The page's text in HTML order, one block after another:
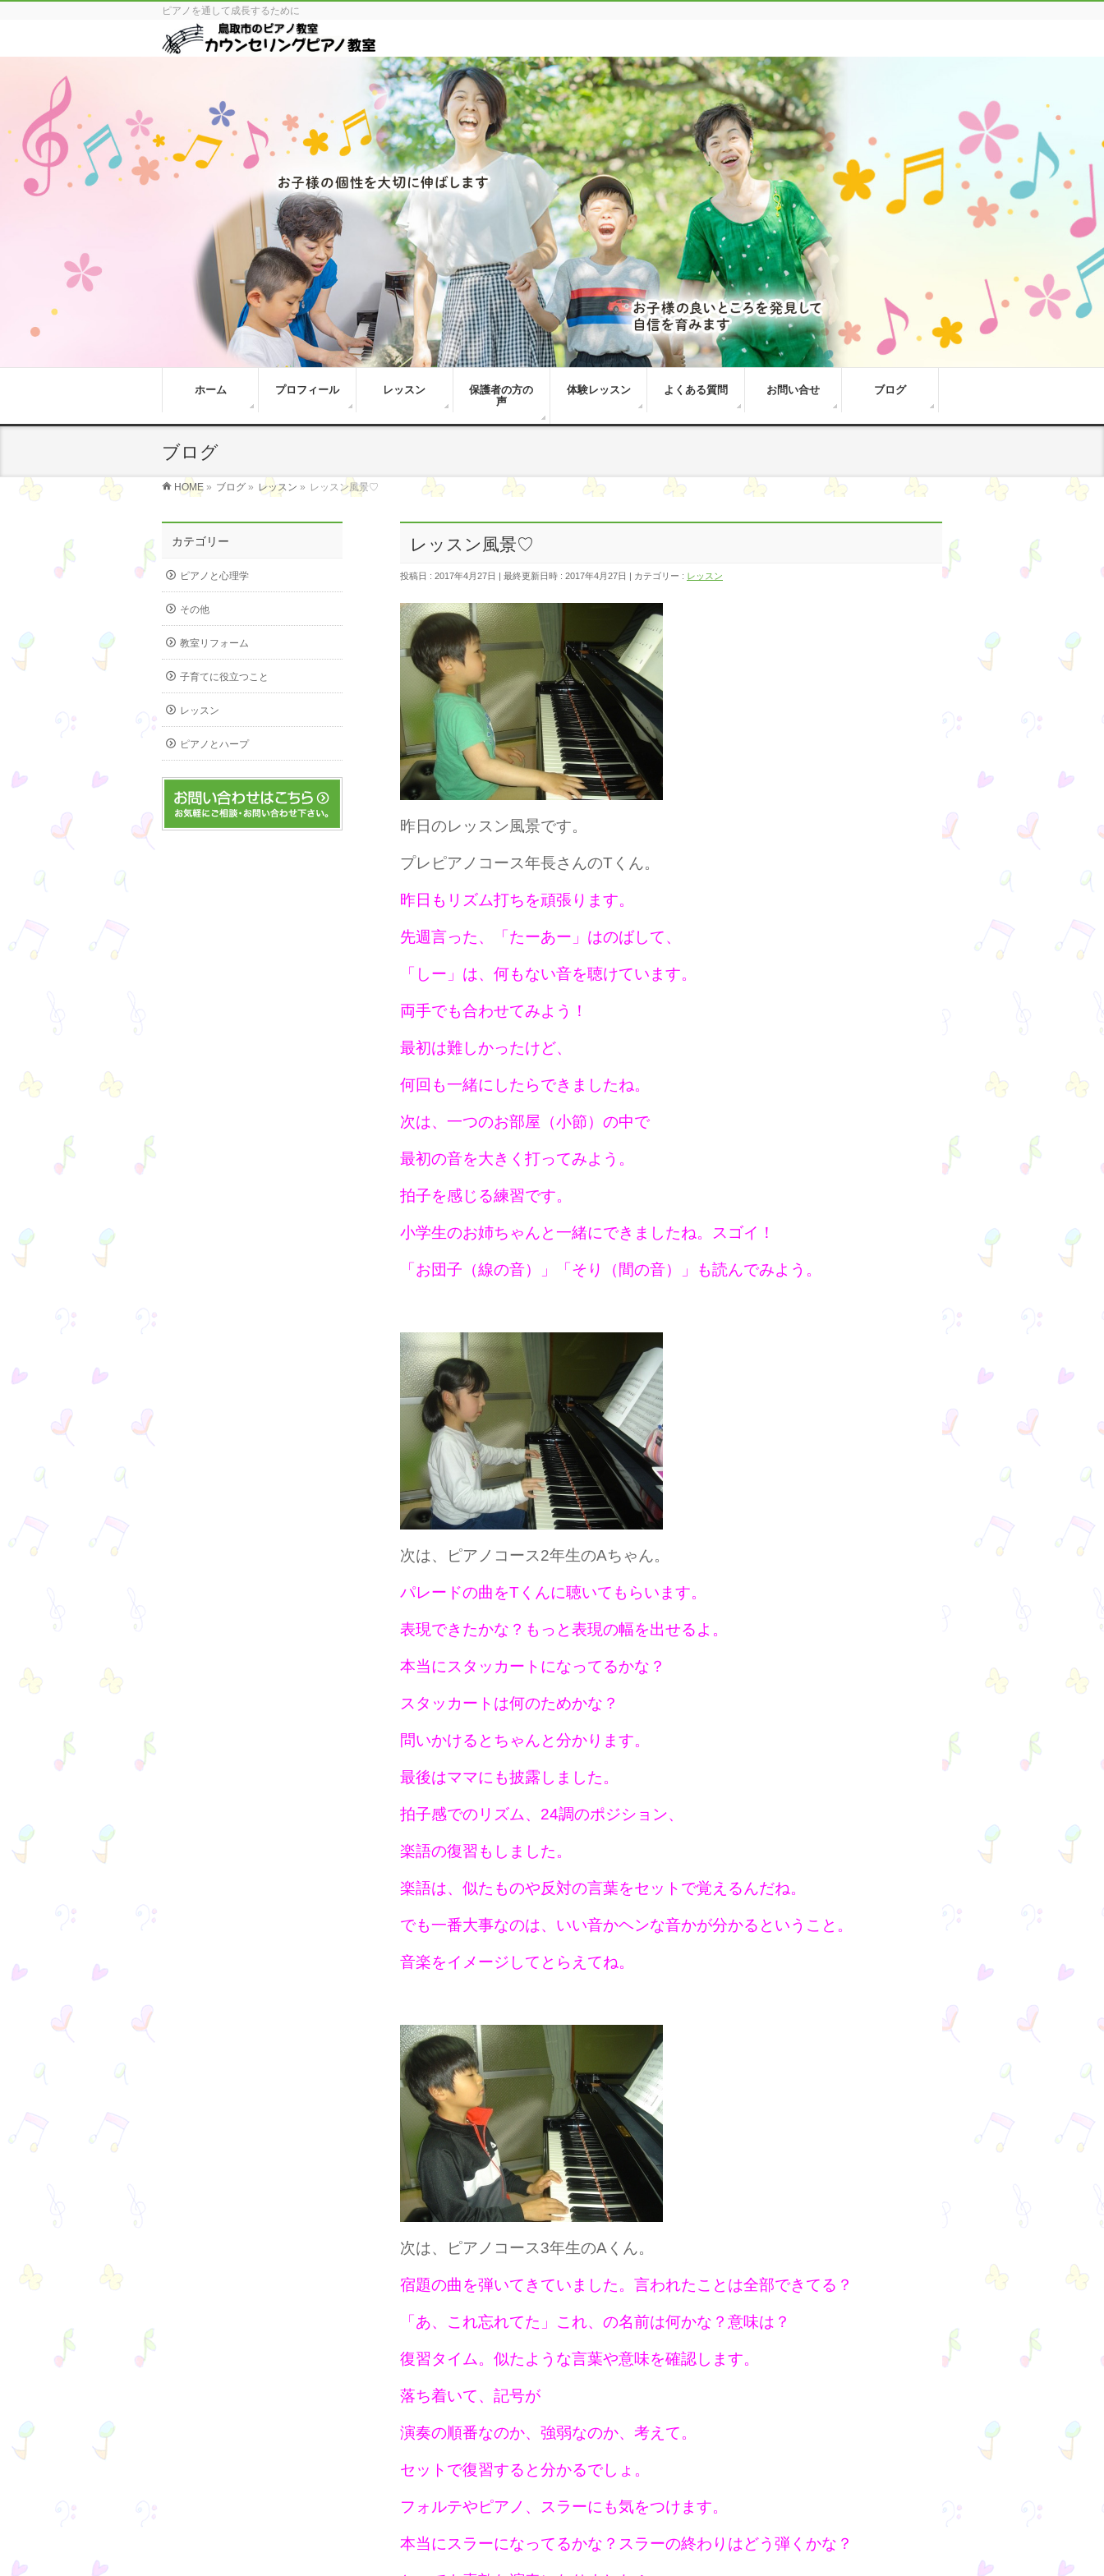
ピアノを通して成長するために
ホーム プロフィール レッスン
保護者の方の
声
体験レッスン よくある質問 お問い合せ ブログ
ブログ
HOME » ブログ » レッスン » レッスン風景♡
レッスン風景♡
投稿日 : 2017年4月27日 最終更新日時 : 2017年4月27日 カテゴリー : レッスン
昨日のレッスン風景です。
プレピアノコース年長さんのTくん。
昨日もリズム打ちを頑張ります。
先週言った、「たーあー」はのばして、
「しー」は、何もない音を聴けています。
両手でも合わせてみよう！
最初は難しかったけど、
何回も一緒にしたらできましたね。
次は、 一つのお部屋（小節）の中で
最初の音を大きく打ってみよう。
拍子を感じる練習です。
小学生のお姉ちゃんと一緒にできましたね。スゴイ！
「お団子（線の音）」「そり（間の音）」も読んでみよう。
次は、ピアノコース2年生のAちゃん。
パレードの曲をTくんに聴いてもらいます。
表現できたかな？ もっと表現の幅を出せるよ。
本当にスタッカートになってるかな？
スタッカートは何のためかな？
問いかけるとちゃんと分かります。
最後はママにも披露しました。
拍子感でのリズム、24調のポジション、
楽語の復習もしました。
楽語は、似たものや反対の言葉をセットで覚えるんだね。
でも一番大事なのは、いい音かヘンな音かが分かるということ。
音楽をイメージしてとらえてね。
次は、ピアノコース3年生のAくん。
宿題の曲を弾いてきていました。 言われたことは全部できてる？
「あ、これ忘れてた」これ、の名前は何かな？意味は？
復習タイム。似たような言葉や意味を確認します。
落ち着いて、記号が
演奏の順番なのか、強弱なのか、考えて。
セットで復習すると分かるでしょ。
フォルテやピアノ、スラーにも気をつけます。
本当にスラーになってるかな？スラーの終わりはどう弾くかな？
カテゴリー
ピアノと心理学
その他
教室リフォーム
子育てに役立つこと
レッスン
ピアノとハープ